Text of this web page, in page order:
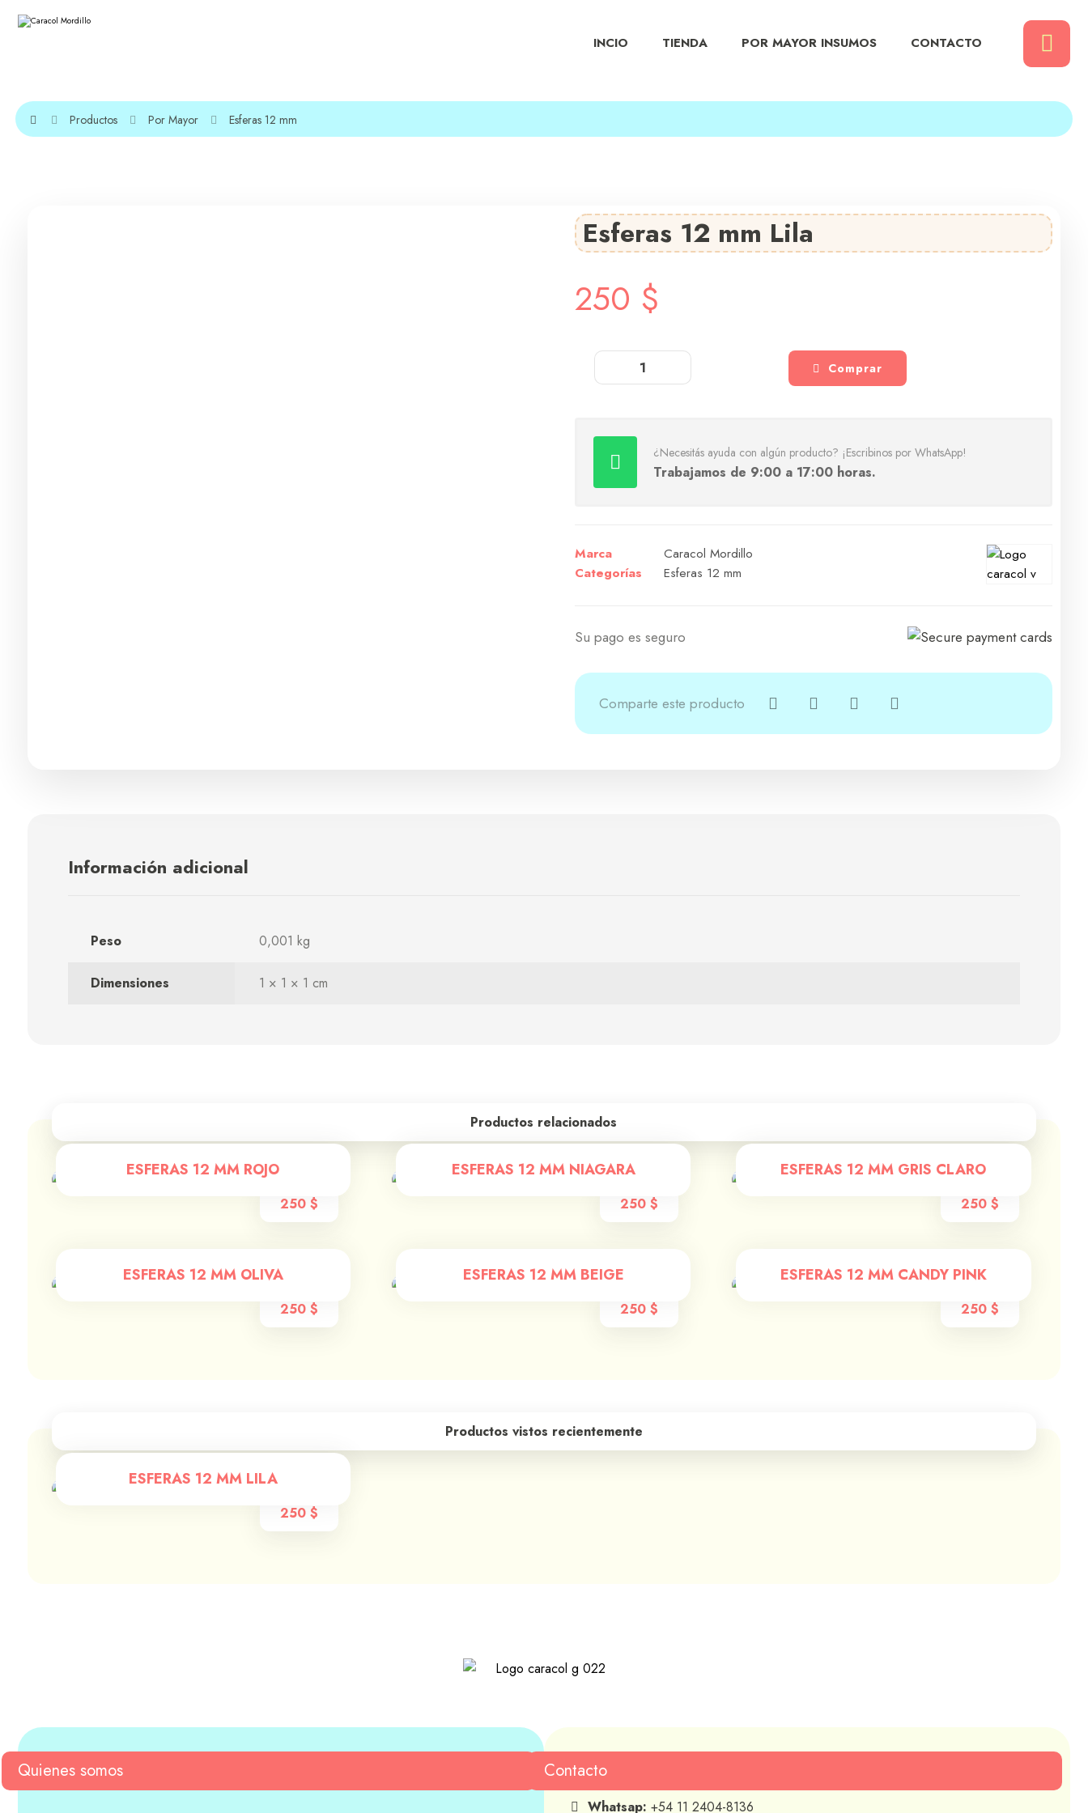
INCIO TIENDA POR MAYOR INSUMOS CONTACTO
Productos Por Mayor Esferas 12 mm
Esferas 12 mm Lila
250 $
Comprar
¿Necesitás ayuda con algún producto? ¡Escribinos por WhatsApp!
Trabajamos de 9:00 a 17:00 horas.
Marca
Caracol Mordillo
Categorías
Esferas 12 mm
Su pago es seguro
Información adicional
Peso 0,001 kg
Dimensiones 1 × 1 × 1 cm
Productos relacionados
ESFERAS 12 MM ROJO
250 $
ESFERAS 12 MM NIAGARA
250$
ESFERAS 12 MM GRIS CLARO
250 $
ESFERAS 12 MM OLIVA
250 $
ESFERAS 12 MM BEIGE
250$
ESFERAS 12 MM CANDY PINK
250 $
Productos vistos recientemente
ESFERAS 12 MM LILA
250 $
Quienes somos Contacto
Whatsap: +54 11 2404-8136